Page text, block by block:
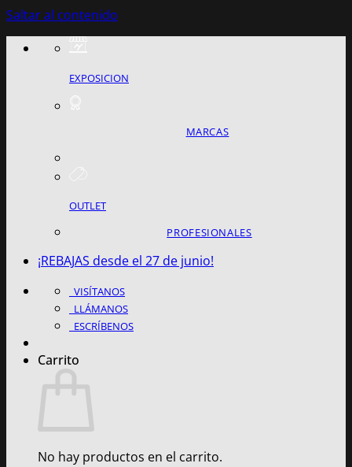
Saltar al contenido
EXPOSICION
MARCAS
OUTLET
PROFESIONALES
¡REBAJAS desde el 27 de junio!
VISÍTANOS
LLÁMANOS
ESCRÍBENOS
Carrito
No hay productos en el carrito.